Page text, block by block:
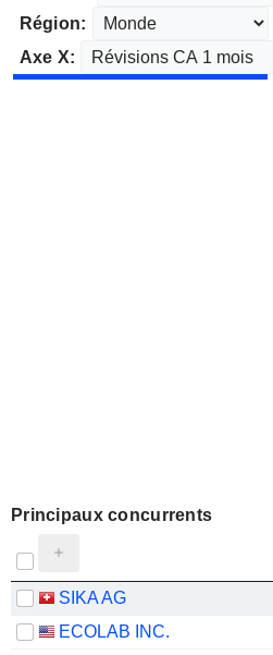
Région:
Axe X:
Principaux concurrents
SIKA AG
ECOLAB INC.